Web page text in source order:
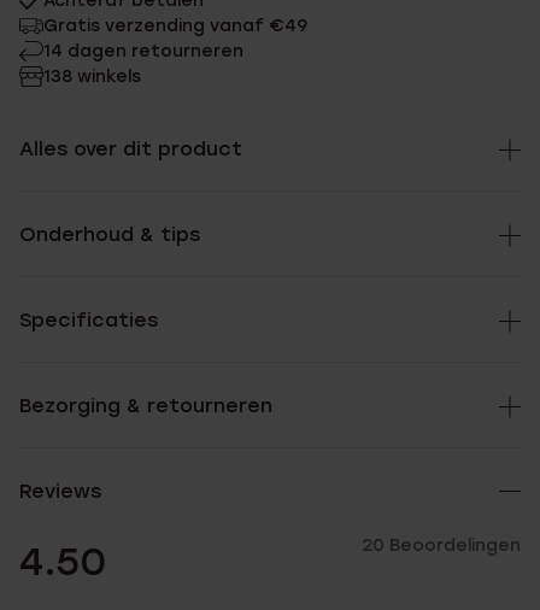
Gratis verzending vanaf €49
14 dagen retourneren
138 winkels
Alles over dit product
Onderhoud & tips
Specificaties
Bezorging & retourneren
Reviews
4.50 20 Beoordelingen